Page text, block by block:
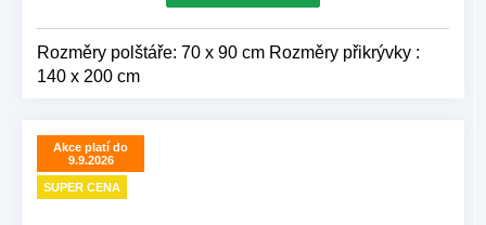
Rozměry polštáře: 70 x 90 cm Rozměry přikrývky :
140 x 200 cm
Akce platí do
9.9.2026
SUPER CENA